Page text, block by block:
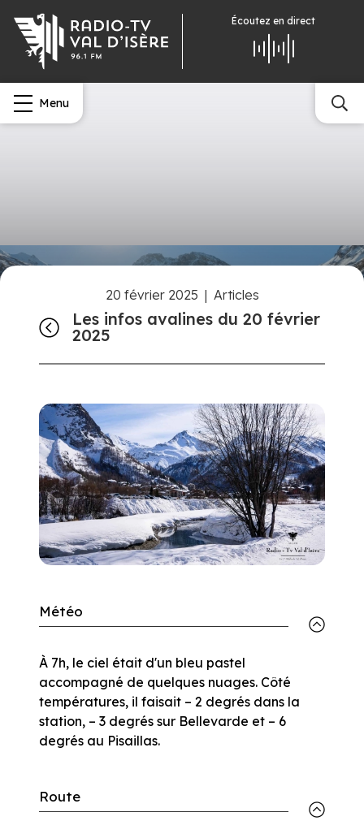
Écoutez en direct
Menu
20 février 2025 | Articles
Les infos avalines du 20 février
2025
Météo
À 7h, le ciel était d'un bleu pastel
accompagné de quelques nuages. Côté
températures, il faisait – 2 degrés dans la
station, – 3 degrés sur Bellevarde et – 6
degrés au Pisaillas.
Route